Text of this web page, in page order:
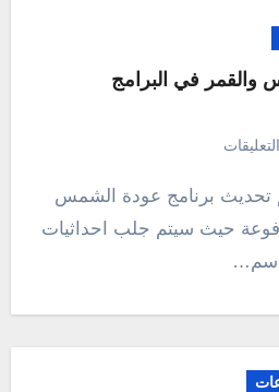
في البرامج
تحديث برنامج عودة الشمس
حيث سيتم جلب احداثيات
اسم…